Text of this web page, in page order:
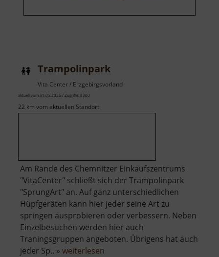
Trampolinpark
Vita Center / Erzgebirgsvorland
aktuell vom 31.05.2026 / Zugriffe: 8300
22 km vom aktuellen Standort
Am Rande des Chemnitzer Einkaufszentrums
"VitaCenter" schließt sich der Trampolinpark
"SprungArt" an. Auf ganz unterschiedlichen
Hüpfgeräten kann hier jeder seine Art zu
springen ausprobieren oder verbessern. Neben
Einzelbesuchen werden hier auch
Traningsgruppen angeboten. Übrigens hat auch
jeder Sp.. » weiterlesen